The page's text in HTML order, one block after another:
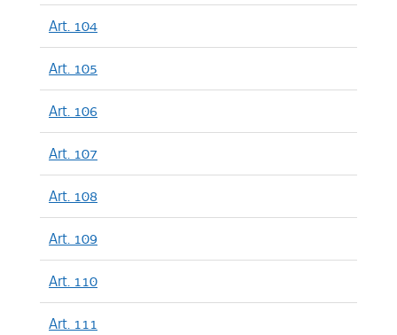
Art. 104
Art. 105
Art. 106
Art. 107
Art. 108
Art. 109
Art. 110
Art. 111